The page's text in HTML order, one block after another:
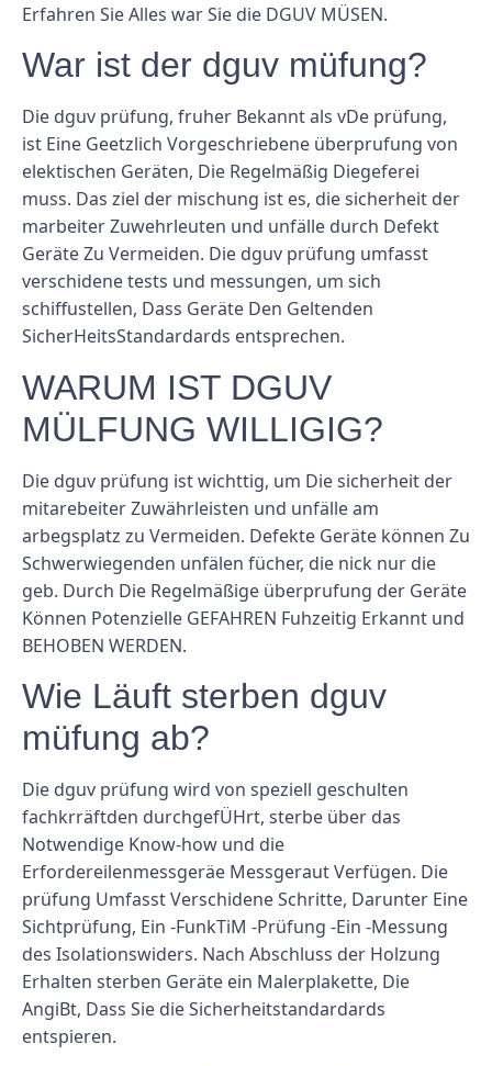
Erfahren Sie Alles war Sie die DGUV MÜSEN.
War ist der dguv müfung?
Die dguv prüfung, fruher Bekannt als vDe prüfung,
ist Eine Geetzlich Vorgeschriebene überprufung von
elektischen Geräten, Die Regelmäßig Diegeferei
muss. Das ziel der mischung ist es, die sicherheit der
marbeiter Zuwehrleuten und unfälle durch Defekt
Geräte Zu Vermeiden. Die dguv prüfung umfasst
verschidene tests und messungen, um sich
schiffustellen, Dass Geräte Den Geltenden
SicherHeitsStandardards entsprechen.
WARUM IST DGUV
MÜLFUNG WILLIGIG?
Die dguv prüfung ist wichttig, um Die sicherheit der
mitarebeiter Zuwährleisten und unfälle am
arbegsplatz zu Vermeiden. Defekte Geräte können Zu
Schwerwiegenden unfälen fücher, die nick nur die
geb. Durch Die Regelmäßige überprufung der Geräte
Können Potenzielle GEFAHREN Fuhzeitig Erkannt und
BEHOBEN WERDEN.
Wie Läuft sterben dguv
müfung ab?
Die dguv prüfung wird von speziell geschulten
fachkrräftden durchgefÜHrt, sterbe über das
Notwendige Know-how und die
Erfordereilenmessgeräe Messgeraut Verfügen. Die
prüfung Umfasst Verschidene Schritte, Darunter Eine
Sichtprüfung, Ein -FunkTiM -Prüfung -Ein -Messung
des Isolationswiders. Nach Abschluss der Holzung
Erhalten sterben Geräte ein Malerplakette, Die
AngiBt, Dass Sie die Sicherheitstandardards
entspieren.